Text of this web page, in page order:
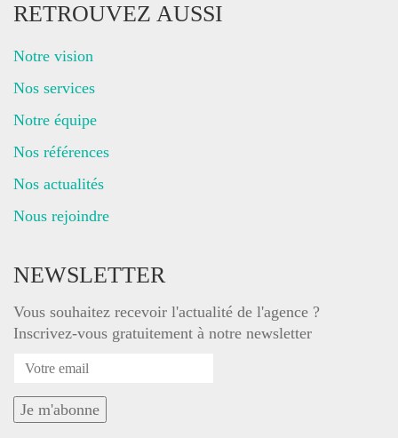
RETROUVEZ AUSSI
Notre vision
Nos services
Notre équipe
Nos références
Nos actualités
Nous rejoindre
NEWSLETTER
Vous souhaitez recevoir l'actualité de l'agence ?
Inscrivez-vous gratuitement à notre newsletter